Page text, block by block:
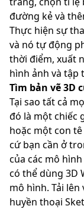
đường kẻ và
Thực hiện sự
và nó tự động
thời điểm, xuất
hình ảnh và tập
Tìm bản vẽ 3D
Tại sao tất cả
đó là một chiếc
hoặc một con
cứ bạn cần ở
của các mô
có thể dùng 3D
mô hình. Tải
huyền thoại